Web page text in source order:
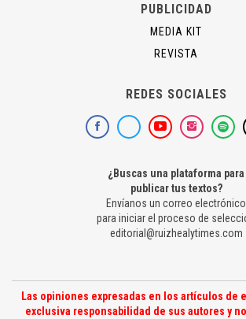
PUBLICIDAD
MEDIA KIT
REVISTA
REDES SOCIALES
¿Buscas una plataforma para
publicar tus textos?
Envíanos un correo electrónico
para iniciar el proceso de
editorial@ruizhealytimes.com
Las opiniones expresadas en los artículos de
exclusiva responsabilidad de sus autores y